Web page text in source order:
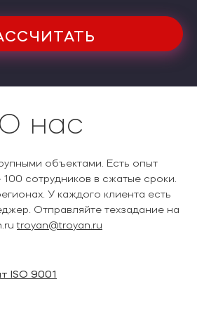
О нас
объектами. Есть опыт
сотрудников в сжатые сроки.
У каждого клиента есть
Отправляйте техзадание на
troyan@troyan.ru
ISO 9001